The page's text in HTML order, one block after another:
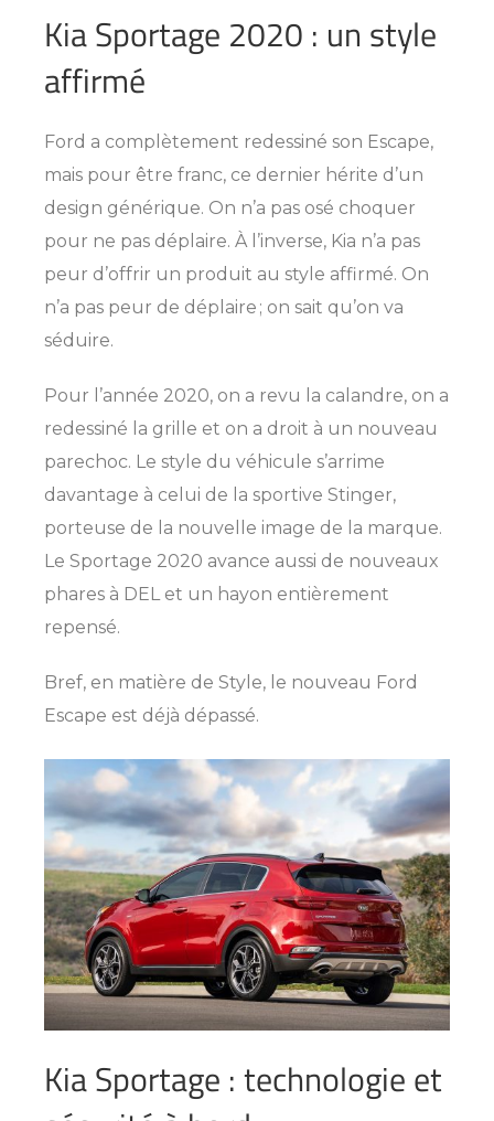
Kia Sportage 2020 : un style
affirmé
Ford a complètement redessiné son Escape,
mais pour être franc, ce dernier hérite d’un
design générique. On n’a pas osé choquer
pour ne pas déplaire. À l’inverse, Kia n’a pas
peur d’offrir un produit au style affirmé. On
n’a pas peur de déplaire ; on sait qu’on va
séduire.
Pour l’année 2020, on a revu la calandre, on a
redessiné la grille et on a droit à un nouveau
parechoc. Le style du véhicule s’arrime
davantage à celui de la sportive Stinger,
porteuse de la nouvelle image de la marque.
Le Sportage 2020 avance aussi de nouveaux
phares à DEL et un hayon entièrement
repensé.
Bref, en matière de Style, le nouveau Ford
Escape est déjà dépassé.
Kia Sportage : technologie et